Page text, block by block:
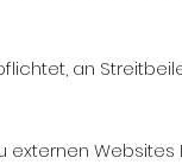
an
externen